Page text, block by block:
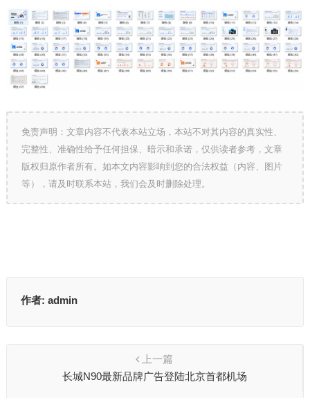
免责声明：文章内容不代表本站立场，本站不对其内容的真实性、
完整性、准确性给予任何担保、暗示和承诺，仅供读者参考，文章
版权归原作者所有。如本文内容影响到您的合法权益（内容、图片
等），请及时联系本站，我们会及时删除处理。
作者: admin
上一篇
长城N90最新品牌广告登陆北京首都机场